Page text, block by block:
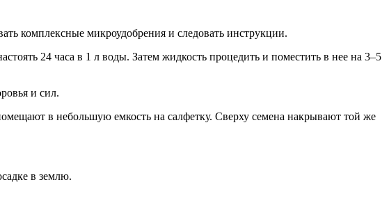
комплексные микроудобрения и следовать инструкции.
24 часа в 1 л воды. Затем жидкость процедить и поместить в нее на 3–5
и сил.
в небольшую емкость на салфетку. Сверху семена накрывают той же
в землю.